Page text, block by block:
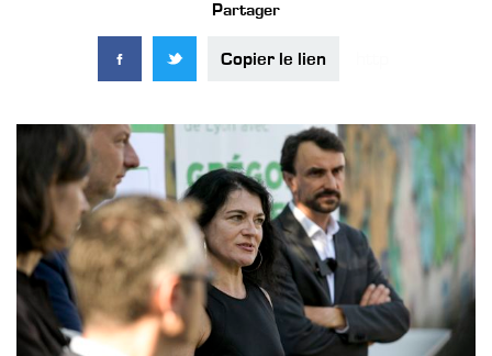
Partager
Copier le lien